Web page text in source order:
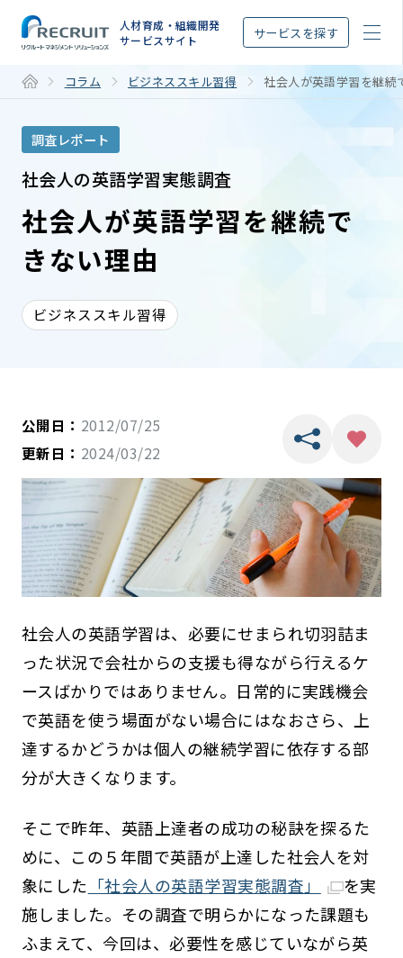
人材育成・組織開発
サービスサイト
サービスを探す
コラム ビジネススキル習得 社会人が英語学習を継続
調査レポート
社会人の英語学習実態調査
社会人が英語学習を継続で
きない理由
ビジネススキル習得
公開日： 2012/07/25
更新日： 2024/03/22
社会人の英語学習は、必要にせまられ切羽詰ま
った状況で会社からの支援も得ながら行えるケ
ースばかりではありません。日常的に実践機会
で英語を使う場面がない場合にはなおさら、上
達するかどうかは個人の継続学習に依存する部
分が大きくなります。
そこで昨年、英語上達者の成功の秘訣を探るた
めに、この５年間で英語が上達した社会人を対
象にした 「社会人の英語学習実態調査」
を実
施しました。その調査で明らかになった課題も
ふまえて、今回は、必要性を感じていながら英